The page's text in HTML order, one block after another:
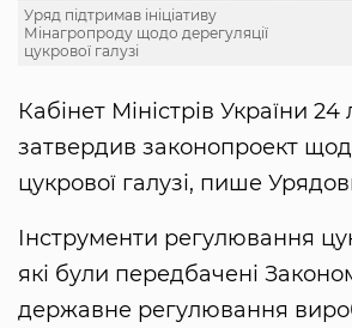
Уряд підтримав ініціативу
Мінагропроду щодо дерегуляції
цукрової галузі
Кабінет Міністрів України
затвердив законопроект
цукрової галузі, пише
Інструменти регулювання
які були передбачені
державне регулювання